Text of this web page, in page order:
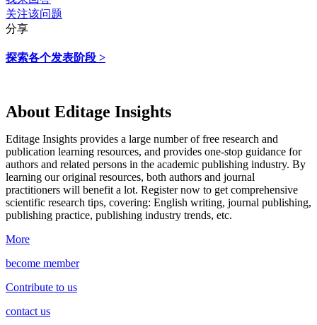
关注该问题
分享
探索各个发表阶段 >
About Editage Insights
Editage Insights provides a large number of free research and
publication learning resources, and provides one-stop guidance for
authors and related persons in the academic publishing industry. By
learning our original resources, both authors and journal
practitioners will benefit a lot. Register now to get comprehensive
scientific research tips, covering: English writing, journal publishing,
publishing practice, publishing industry trends, etc.
More
become member
Contribute to us
contact us